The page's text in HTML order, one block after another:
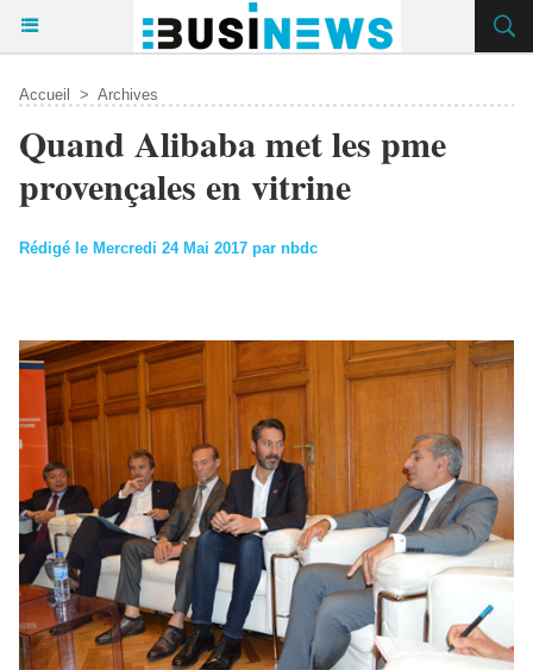
Accueil > Archives
Quand Alibaba met les pme
provençales en vitrine
Rédigé le Mercredi 24 Mai 2017 par nbdc